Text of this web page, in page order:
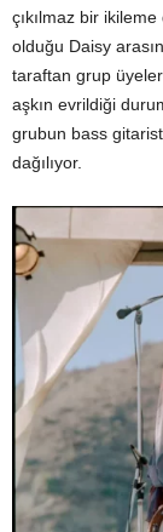
çıkılmaz bir
olduğu Daisy
taraftan grup
aşkın evrildiği
grubun bass
dağılıyor.